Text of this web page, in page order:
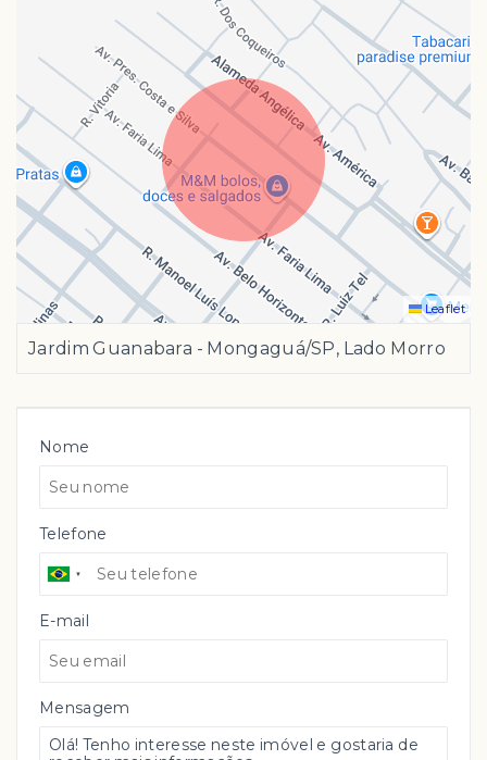
Nome
Telefone
E-mail
Mensagem
Leaflet
Jardim Guanabara - Mongaguá/SP, Lado Morro